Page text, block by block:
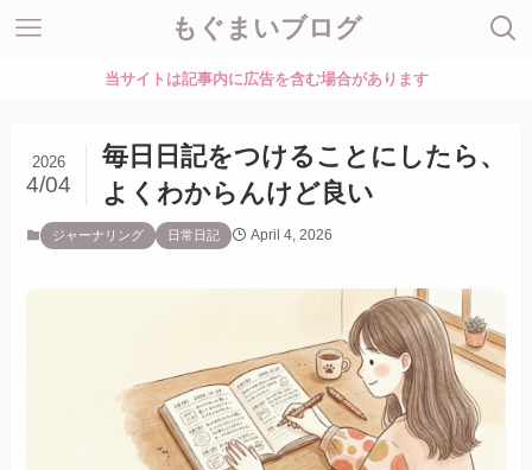
もぐまいブログ
当サイトは記事内に広告を含む場合があります
毎日日記をつけることにしたら、
よくわからんけど良い
2026
4/04
ジャーナリング 日常日記 April 4, 2026